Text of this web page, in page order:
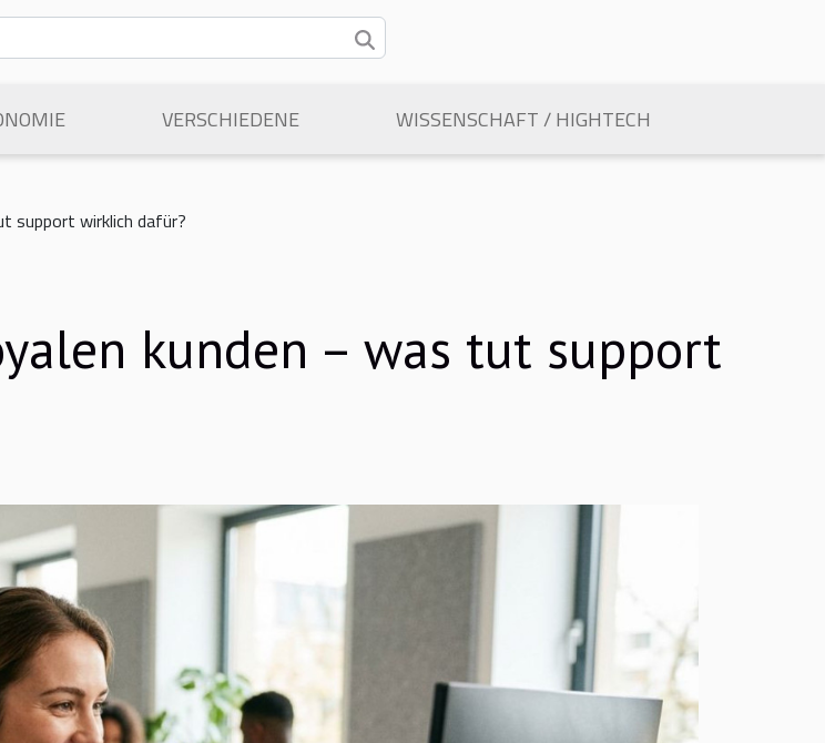
VERSCHIEDENE WISSENSCHAFT / HIGHTECH
support wirklich dafür?
kunden – was tut support